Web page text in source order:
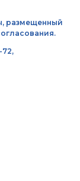
размещенный
72,